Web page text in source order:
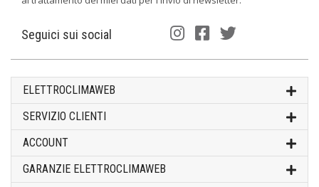
Seguici sui social
ELETTROCLIMAWEB
SERVIZIO CLIENTI
ACCOUNT
GARANZIE ELETTROCLIMAWEB